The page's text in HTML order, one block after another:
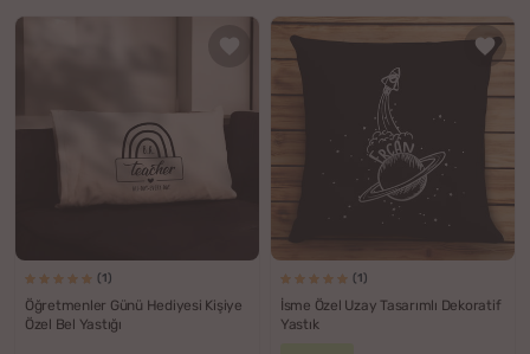
(1)
Öğretmenler Günü Hediyesi Kişiye
Özel Bel Yastığı
(1)
İsme Özel Uzay Tasarımlı Dekoratif
Yastık